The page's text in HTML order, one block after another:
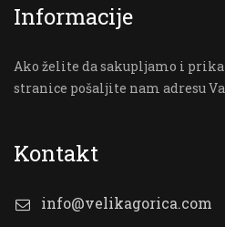
Informacije
Ako želite da sakupljamo i
stranice pošaljite nam adresu
Kontakt
info@velikagorica.com